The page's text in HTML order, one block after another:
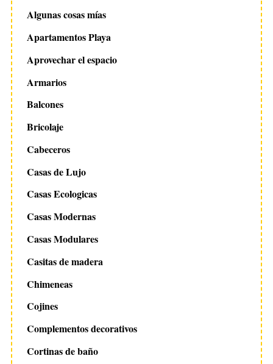
Algunas cosas mías
Apartamentos Playa
Aprovechar el espacio
Armarios
Balcones
Bricolaje
Cabeceros
Casas de Lujo
Casas Ecologicas
Casas Modernas
Casas Modulares
Casitas de madera
Chimeneas
Cojines
Complementos decorativos
Cortinas de baño
S
a
r